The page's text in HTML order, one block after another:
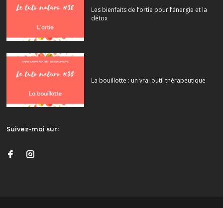
Les bienfaits de l’ortie pour l’énergie et la
détox
La bouillotte : un vrai outil thérapeutique
Suivez-moi sur: